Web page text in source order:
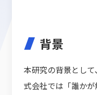
背景
本研究の背景とし
式会社では「誰か